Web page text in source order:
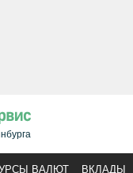
ВАЛЮТ ВКЛАДЫ